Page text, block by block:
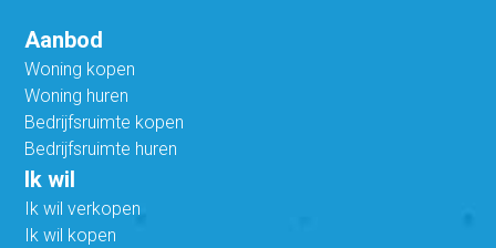
Aanbod
Woning kopen
Woning huren
Bedrijfsruimte kopen
Bedrijfsruimte huren
Ik wil
Ik wil verkopen
Ik wil kopen